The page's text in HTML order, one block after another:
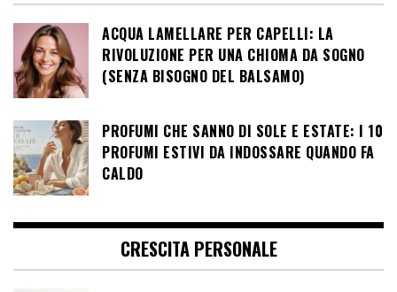
ACQUA LAMELLARE PER CAPELLI: LA
RIVOLUZIONE PER UNA CHIOMA DA SOGNO
(SENZA BISOGNO DEL BALSAMO)
PROFUMI CHE SANNO DI SOLE E ESTATE: I 10
PROFUMI ESTIVI DA INDOSSARE QUANDO FA
CALDO
CRESCITA PERSONALE